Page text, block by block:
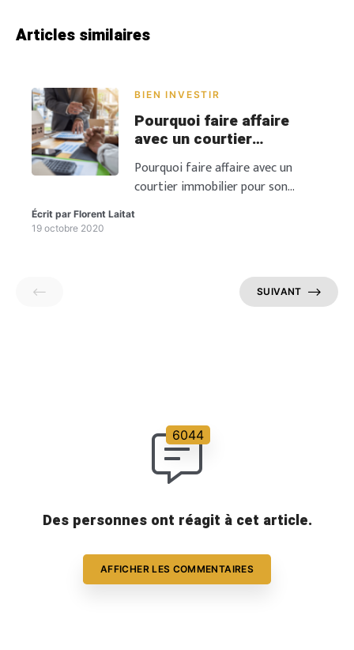
Articles similaires
BIEN INVESTIR
Pourquoi faire affaire
avec un courtier
immobilier ?
Pourquoi faire affaire avec un
courtier immobilier pour son
courtier est un intermédiaire
meilleurs taux afin de diminuer vos
futures mensualités, il vous guide
Écrit par Florent Laitat
19 octobre 2020
SUIVANT
Des personnes ont réagit à cet article.
AFFICHER LES COMMENTAIRES